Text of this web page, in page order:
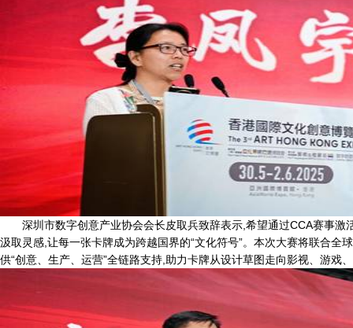
深圳市数字创意产业协会会长皮取兵致辞表示,希望通过CCA赛事激
汲取灵感,让每一张卡牌成为跨越国界的“文化符号”。本次大赛将联合全
供“创意、生产、运营”全链路支持,助力卡牌从设计草图走向影视、游戏